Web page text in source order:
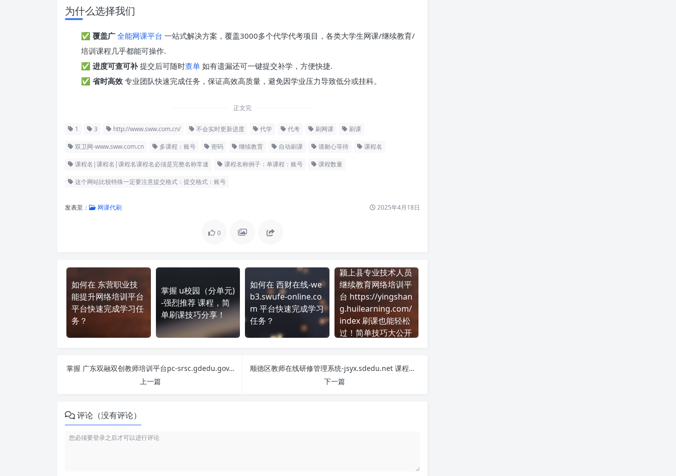
为什么选择我们
✅ 覆盖广 全能网课平台 一站式解决方案，覆盖3000多个代学代考项目，各类大学生网课/继续教育/
培训课程几乎都能可操作.
✅ 进度可查可补提交后可随时查单 如有遗漏还可一键提交补学，方便快捷.
✅ 省时高效 专业团队快速完成任务，保证高效高质量，避免因学业压力导致低分或挂科。
正文完
1 3 http://www.sww.com.cn/ 不会实时更新进度 代学 代考 刷网课 刷课
双卫网-www.sww.com.cn 多课程：账号 密码 继续教育 自动刷课 请耐心等待 课程名
课程名|课程名|课程名课程名必须是完整名称常速 课程名称例子：单课程：账号 课程数量
这个网站比较特殊一定要注意提交格式：提交格式：账号
发表至： 网课代刷 2025年4月18日
0
如何在 东营职业技
能提升网络培训平台
平台快速完成学习任
务？
掌握 u校园（分单元)
-强烈推荐 课程，简
单刷课技巧分享！
如何在 西财在线-we
b3.swufe-online.co
m 平台快速完成学习
任务？
颍上县专业技术人员
继续教育网络培训平
台 https://yingshan
g.huilearning.com/
index 刷课也能轻松
过！简单技巧大公开
掌握 广东双融双创教师培训平台pc-srsc.gdedu.gov.cn 课程，简单刷课技巧分享！
上一篇
顺德区教师在线研修管理系统-jsyx.sdedu.net 课程学习无压力！教你高效刷题技巧
下一篇
评论（没有评论）